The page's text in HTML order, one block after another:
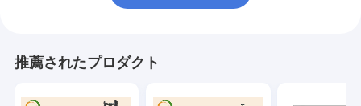
推薦されたプロダクト